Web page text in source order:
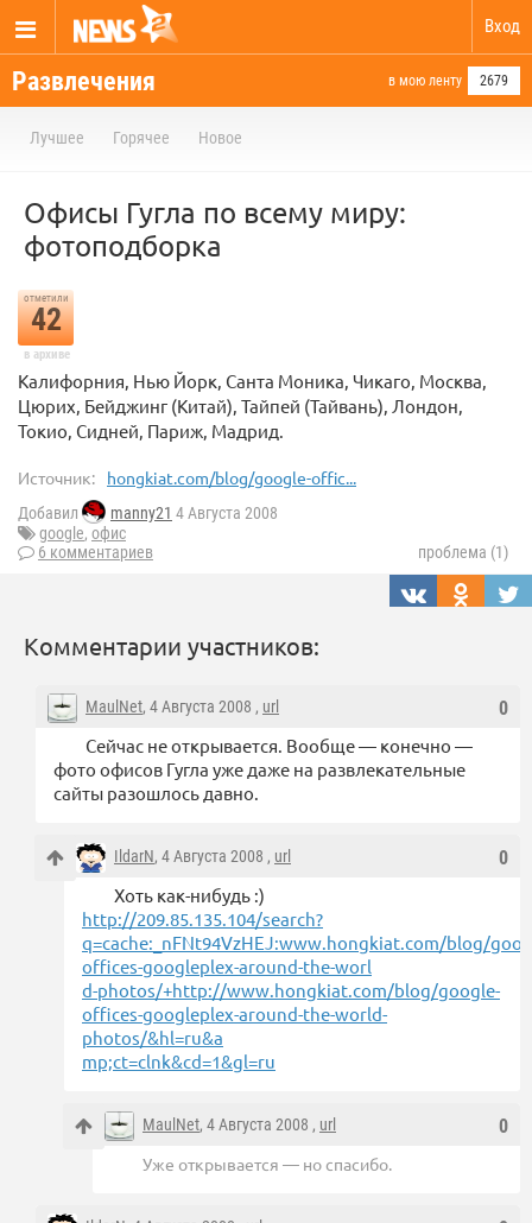
Вход
Развлечения в мою ленту 2679
Лучшее Горячее Новое
Офисы Гугла по всему миру:
фотоподборка
отметили
42
в архиве
Калифорния, Нью Йорк, Санта Моника, Чикаго, Москва,
Цюрих, Бейджинг (Китай), Тайпей (Тайвань), Лондон,
Токио, Сидней, Париж, Мадрид.
Источник: hongkiat.com/blog/google-offic...
Добавил manny21 4 Августа 2008
google, офис
6 комментариев
проблема (1)
Комментарии участников:
0
MaulNet, 4 Августа 2008 , url
Сейчас не открывается. Вообще — конечно —
фото офисов Гугла уже даже на развлекательные
сайты разошлось давно.
0
IldarN, 4 Августа 2008 , url
Хоть как-нибудь :)
http://209.85.135.104/search?
q=cache:_nFNt94VzHEJ:www.hongkiat.com/blog/
offices-googleplex-around-the-worl
d-photos/+http://www.hongkiat.com/blog/google-
offices-googleplex-around-the-world-
photos/&hl=ru&a
mp;ct=clnk&cd=1&gl=ru
0
MaulNet, 4 Августа 2008 , url
Уже открывается — но спасибо.